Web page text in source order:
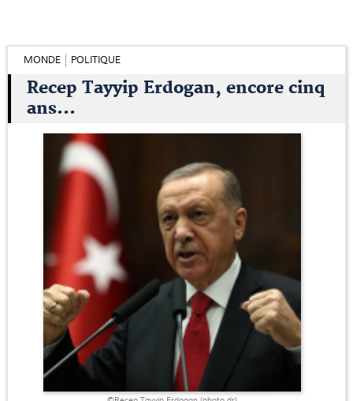
MONDE POLITIQUE
Recep Tayyip Erdogan, encore cinq
ans...